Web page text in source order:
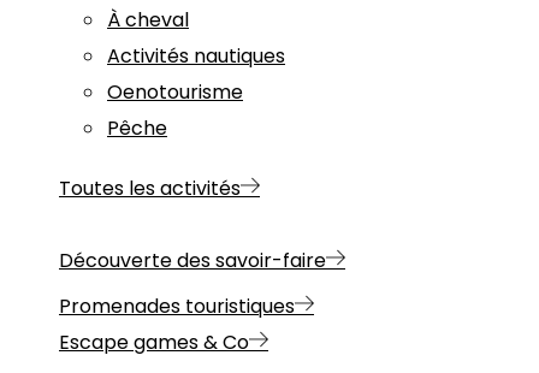
À cheval
Activités nautiques
Oenotourisme
Pêche
Toutes les activités
Découverte des savoir-faire
Promenades touristiques
Escape games & Co